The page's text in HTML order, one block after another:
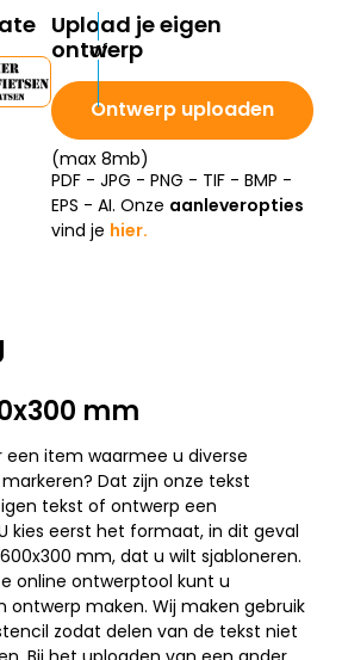
mm
een item waarmee u diverse
Dat zijn onze tekst
tekst of ontwerp een
kies eerst het formaat, in dit geval
mm, dat u wilt sjabloneren.
online ontwerptool kunt u
ontwerp maken. Wij maken gebruik
zodat delen van de tekst niet
Upload je eigen
ontwerp
Ontwerp uploaden
(max 8mb)
PDF - JPG - PNG - TIF - BMP -
EPS - AI. Onze aanleveropties
vind je hier.